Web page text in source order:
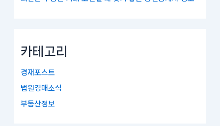
카테고리
경재포스트
법원경매소식
부동산정보